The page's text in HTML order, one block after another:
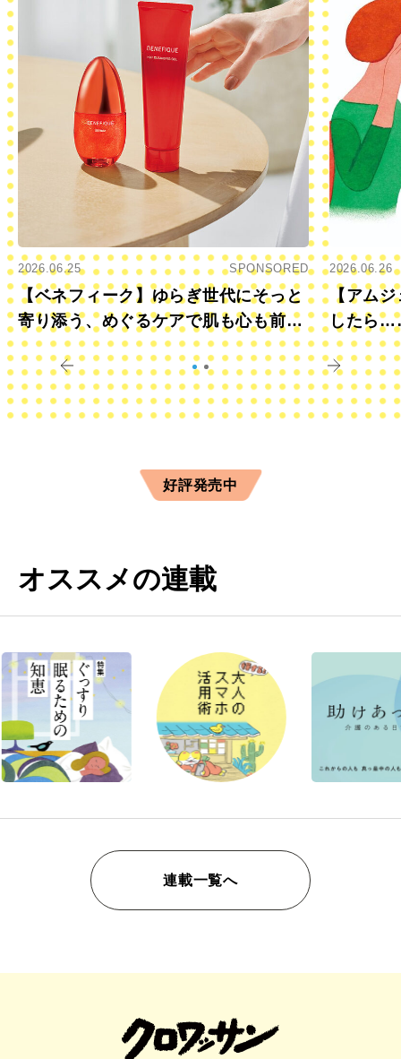
2026.06.25 SPONSORED
【ベネフィーク】ゆらぎ世代にそっと
寄り添う、めぐるケアで肌も心も前向
きに
2026.06.26
【アムジ
したら
すか？
好評発売中
オススメの連載
連載一覧へ